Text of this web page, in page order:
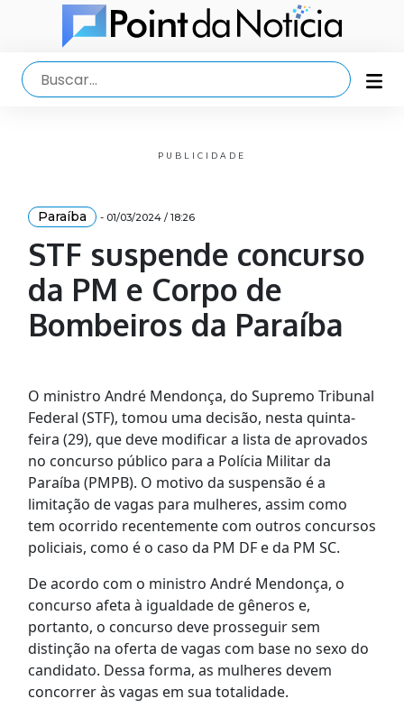
PUBLICIDADE
Paraíba - 01/03/2024 / 18:26
STF suspende concurso
da PM e Corpo de
Bombeiros da Paraíba
O ministro André Mendonça, do Supremo Tribunal
Federal (STF), tomou uma decisão, nesta quinta-
feira (29), que deve modificar a lista de aprovados
no concurso público para a Polícia Militar da
Paraíba (PMPB). O motivo da suspensão é a
limitação de vagas para mulheres, assim como
tem ocorrido recentemente com outros concursos
policiais, como é o caso da PM DF e da PM SC.
De acordo com o ministro André Mendonça, o
concurso afeta à igualdade de gêneros e,
portanto, o concurso deve prosseguir sem
distinção na oferta de vagas com base no sexo do
candidato. Dessa forma, as mulheres devem
concorrer às vagas em sua totalidade.